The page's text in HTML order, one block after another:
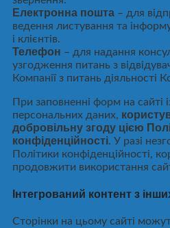
Електронна пошта – для
ведення листування та
і клієнтів.
Телефон – для надання
узгодження питань з
Компанії з питань діяльності
При заповненні форм на сайті
персональних даних,
добровільну згоду цією
конфіденційності. У разі
Політики конфіденційності,
продовжити використання
Інтегрований контент з
Сторінки на цьому сайті